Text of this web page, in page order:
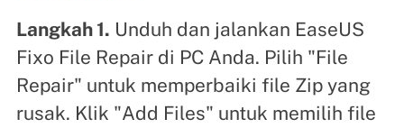
Langkah 1. Unduh dan jalankan EaseUS
Fixo File Repair di PC Anda. Pilih "File
Repair" untuk memperbaiki file Zip yang
rusak. Klik "Add Files" untuk memilih file